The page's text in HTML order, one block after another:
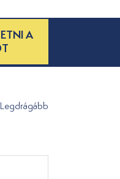
A
Legdrágább